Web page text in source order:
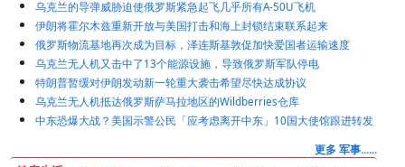
乌克兰的导弹威胁迫使俄罗斯紧急起飞几乎所有A-50U飞机
伊朗将霍尔木兹重新开放与美国打击和海上封锁结束联系起来
俄罗斯物流基地再次成为目标，泽连斯基敦促加快爱国者运输速度
乌克兰无人机又击中了13个能源设施，导致俄罗斯军队停电
特朗普暂缓对伊朗发动新一轮重大袭击希望尽快达成协议
乌克兰无人机抵达俄罗斯萨马拉地区的Wildberries仓库
中东恐爆大战？美国示警公民「应考虑离开中东」10国大使馆跟进转发
更多 军事......